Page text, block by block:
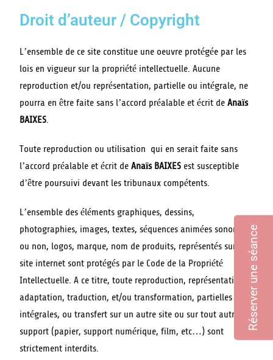
Droit d’auteur / Copyright
L’ensemble de ce site constitue une oeuvre protégée par les
lois en vigueur sur la propriété intellectuelle. Aucune
reproduction et/ou représentation, partielle ou intégrale, ne
pourra en être faite sans l’accord préalable et écrit deAnaïs
BAIXES.
Toute reproduction ou utilisation qui en serait faite sans
l’accord préalable et écrit deAnaïs BAIXESest susceptible
d’être poursuivi devant les tribunaux compétents.
L’ensemble des éléments graphiques, dessins,
photographies, images, textes, séquences animées sonores
ou non, logos, marque, nom de produits, représentés sur ce
site internet sont protégés par le Code de la Propriété
Intellectuelle. A ce titre, toute reproduction, représentation,
adaptation, traduction, et/ou transformation, partielles ou
intégrales, ou transfert sur un autre site ou sur tout autre
support (papier, support numérique, film, etc…) sont
strictement interdits.
Réserver une séance